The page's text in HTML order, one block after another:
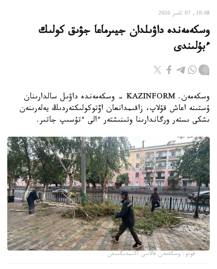
10:08, 07 تامىز 2026
وسكەمەندە داۋىلدان جيىرماعا جۋىق كولىك
ءبۇلىندى
وسكەمەن. KAZINFORM - وسكەمەندە داۋىل سالدارىنان
ۇستىنە اعاش قۇلاپ، زاقىمدانعان اۆتوكولىكتەردىڭ يەلەرىنەن
ىشكى ىستەر ورگاندارىنا وتىنىشتەر ءالى ءتۇسىپ جاتىر.
فوتو: وسكەمەن قالاسى اكىمدىگىنەن